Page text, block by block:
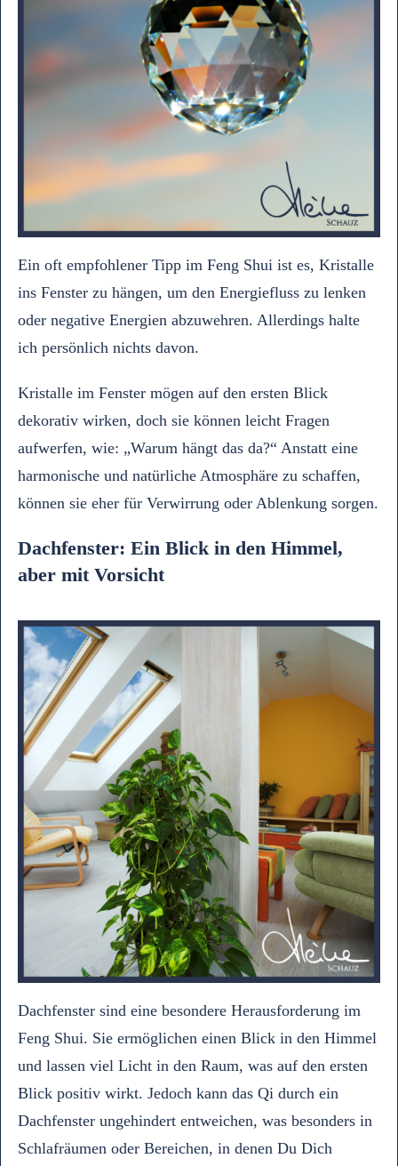
Ein oft empfohlener Tipp im Feng Shui ist es, Kristalle
ins Fenster zu hängen, um den Energiefluss zu lenken
oder negative Energien abzuwehren. Allerdings halte
ich persönlich nichts davon.
Kristalle im Fenster mögen auf den ersten Blick
dekorativ wirken, doch sie können leicht Fragen
aufwerfen, wie: „Warum hängt das da?“ Anstatt eine
harmonische und natürliche Atmosphäre zu schaffen,
können sie eher für Verwirrung oder Ablenkung sorgen.
Dachfenster: Ein Blick in den Himmel,
aber mit Vorsicht
Dachfenster sind eine besondere Herausforderung im
Feng Shui. Sie ermöglichen einen Blick in den Himmel
und lassen viel Licht in den Raum, was auf den ersten
Blick positiv wirkt. Jedoch kann das Qi durch ein
Dachfenster ungehindert entweichen, was besonders in
Schlafräumen oder Bereichen, in denen Du Dich